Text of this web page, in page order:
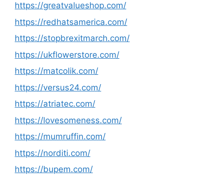
https://greatvalueshop.com/
https://redhatsamerica.com/
https://stopbrexitmarch.com/
https://ukflowerstore.com/
https://matcolik.com/
https://versus24.com/
https://atriatec.com/
https://lovesomeness.com/
https://mumruffin.com/
https://norditi.com/
https://bupem.com/